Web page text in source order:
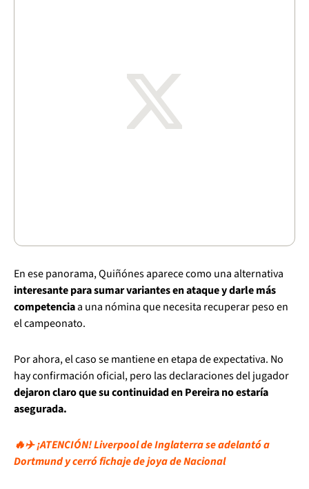
En ese panorama, Quiñónes aparece como una alternativa
interesante para sumar variantes en ataque y darle más
competenciaa una nómina que necesita recuperar peso en
el campeonato.
Por ahora, el caso se mantiene en etapa de expectativa. No
hay confirmación oficial, pero las declaraciones del jugador
dejaron claro que su continuidad en Pereira no estaría
asegurada.
🔥✈️ ¡ATENCIÓN! Liverpool de Inglaterra se adelantó a
Dortmund y cerró fichaje de joya de Nacional